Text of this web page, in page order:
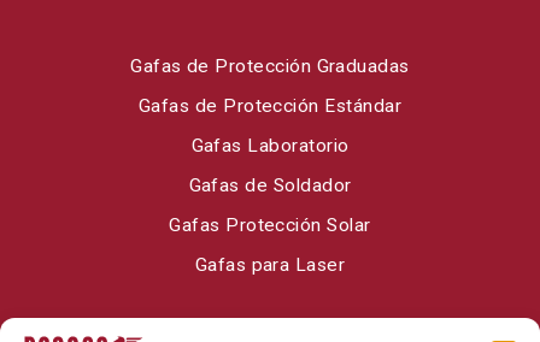
Gafas de Protección Graduadas
Gafas de Protección Estándar
Gafas Laboratorio
Gafas de Soldador
Gafas Protección Solar
Gafas para Laser